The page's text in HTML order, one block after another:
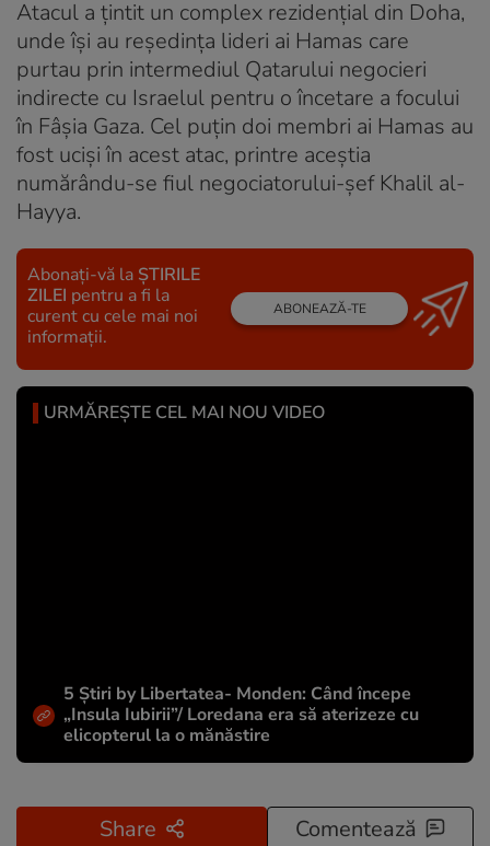
Atacul a țintit un complex rezidențial din Doha,
unde își au reședința lideri ai Hamas care
purtau prin intermediul Qatarului negocieri
indirecte cu Israelul pentru o încetare a focului
în Fâșia Gaza. Cel puțin doi membri ai Hamas au
fost uciși în acest atac, printre aceștia
numărându-se fiul negociatorului-șef Khalil al-
Hayya.
Abonați-vă la ȘTIRILE
ZILEI pentru a fi la
curent cu cele mai noi
informații.
ABONEAZĂ-TE
URMĂREȘTE CEL MAI NOU VIDEO
5 Știri by Libertatea- Monden: Când începe
„Insula Iubirii”/ Loredana era să aterizeze cu
elicopterul la o mănăstire
Share Comentează